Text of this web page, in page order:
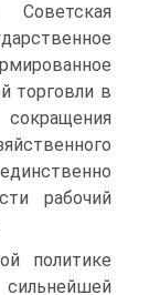
торговли в
рабочий
политике